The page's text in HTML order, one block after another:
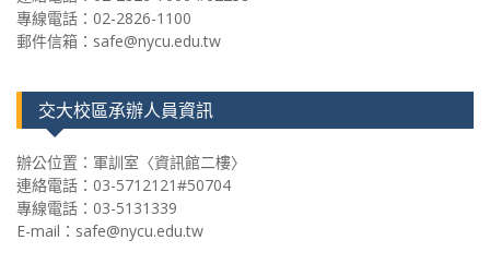
專線電話：02-2826-1100
郵件信箱：safe@nycu.edu.tw
交大校區承辦人員資訊
辦公位置：軍訓室〈資訊館二樓〉
連絡電話：03-5712121#50704
專線電話：03-5131339
E-mail：safe@nycu.edu.tw